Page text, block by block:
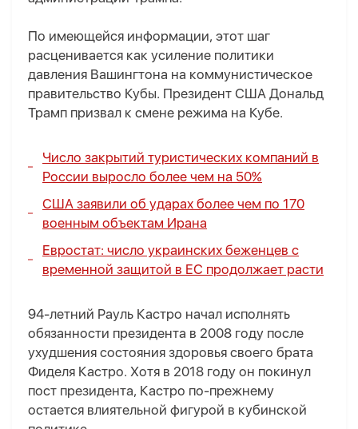
По имеющейся информации, этот шаг
расценивается как усиление политики
давления Вашингтона на коммунистическое
правительство Кубы. Президент США Дональд
Трамп призвал к смене режима на Кубе.
Число закрытий туристических компаний в
России выросло более чем на 50%
США заявили об ударах более чем по 170
военным объектам Ирана
Евростат: число украинских беженцев с
временной защитой в ЕС продолжает расти
94-летний Рауль Кастро начал исполнять
обязанности президента в 2008 году после
ухудшения состояния здоровья своего брата
Фиделя Кастро. Хотя в 2018 году он покинул
пост президента, Кастро по-прежнему
остается влиятельной фигурой в кубинской